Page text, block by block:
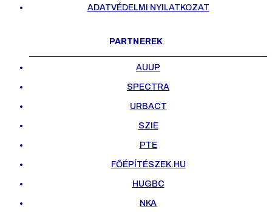
ADATVÉDELMI NYILATKOZAT
PARTNEREK
AUUP
SPECTRA
URBACT
SZIE
PTE
FŐÉPÍTÉSZEK.HU
HUGBC
NKA